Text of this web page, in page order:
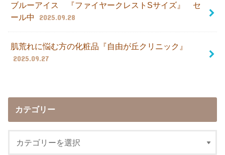
ブルーアイス 『ファイヤークレストSサイズ』 セ
ール中
2025.09.28
肌荒れに悩む方の化粧品『自由が丘クリニック』
2025.09.27
カテゴリー